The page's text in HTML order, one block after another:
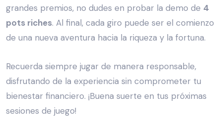
grandes premios, no dudes en probar la demo de 4
pots riches. Al final, cada giro puede ser el comienzo
de una nueva aventura hacia la riqueza y la fortuna.
Recuerda siempre jugar de manera responsable,
disfrutando de la experiencia sin comprometer tu
bienestar financiero. ¡Buena suerte en tus próximas
sesiones de juego!